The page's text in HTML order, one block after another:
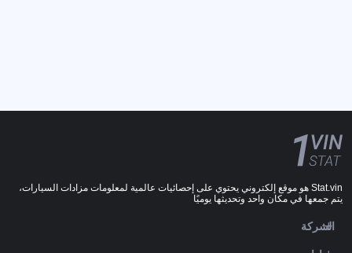
Stat.vin هو موقع إلكتروني يحتوي على إحصائيات عالمية لمعلومات مزادات السيارات،
يتم جمعها في مكان واحد وتحديثها يوميًا
الشركة